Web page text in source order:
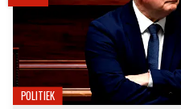
POLITIEK